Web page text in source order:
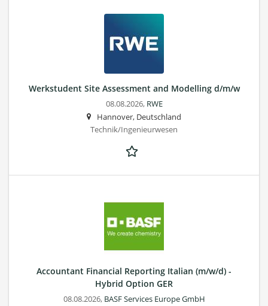
Werkstudent Site Assessment and Modelling d/m/w
08.08.2026, RWE
Hannover, Deutschland
Technik/Ingenieurwesen
Accountant Financial Reporting Italian (m/w/d) -
Hybrid Option GER
08.08.2026, BASF Services Europe GmbH